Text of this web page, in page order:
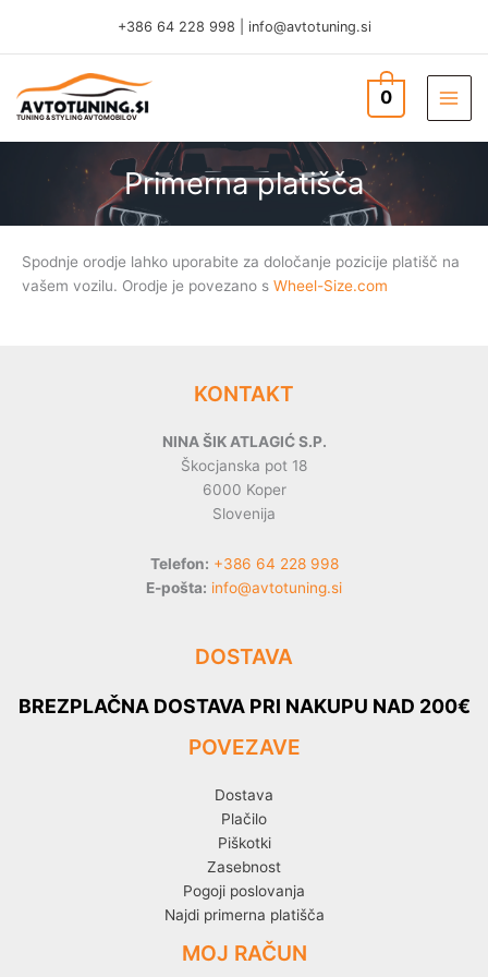
content
+386 64 228 998 info@avtotuning.si
TUNING & STYLING AVTOMOBILOV
0
Primerna platišča
Spodnje orodje lahko uporabite za določanje pozicije platišč na
vašem vozilu. Orodje je povezano s Wheel-Size.com
KONTAKT
NINA ŠIK ATLAGIĆ S.P.
Škocjanska pot 18
6000 Koper
Slovenija
Telefon: +386 64 228 998
E-pošta: info@avtotuning.si
DOSTAVA
BREZPLAČNA DOSTAVA PRI NAKUPU NAD 200€
POVEZAVE
Dostava
Plačilo
Piškotki
Zasebnost
Pogoji poslovanja
Najdi primerna platišča
MOJ RAČUN